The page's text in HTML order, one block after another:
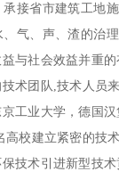
接省市建筑工地
气、声、渣的治
与社会效益并重
术团队,技术人员
工业大学，德国
高校建立紧密的技
技术引进新型技